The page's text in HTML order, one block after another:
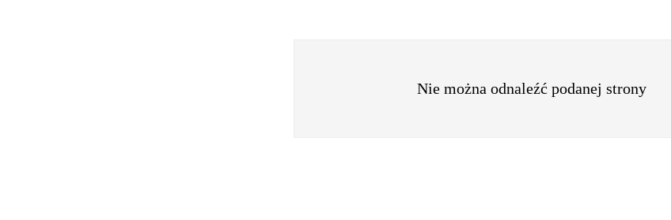
Nie można odnaleźć podanej strony